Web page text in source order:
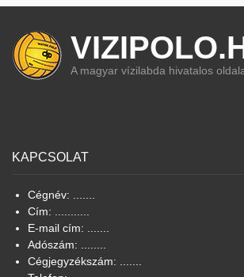
A magyar vízilabda hivatalos
KAPCSOLAT
Cégnév: .......
Cím: ...........
E-mail cím: .......
Adószám: ........
Cégjegyzékszám: .......